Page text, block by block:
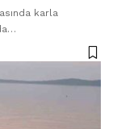
karla